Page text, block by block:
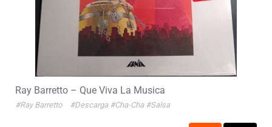
Ray Barretto – Que Viva La Musica
#Ray Barretto #Descarga #Cha-Cha #Salsa